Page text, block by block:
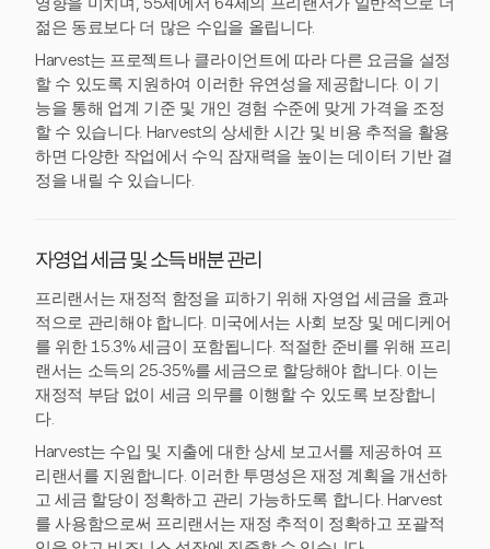
젊은 동료보다 더 많은 수입을 올립니다.
Harvest는 프로젝트나 클라이언트에 따라 다른 요금을 설정
할 수 있도록 지원하여 이러한 유연성을 제공합니다. 이 기
능을 통해 업계 기준 및 개인 경험 수준에 맞게 가격을 조정
할 수 있습니다. Harvest의 상세한 시간 및 비용 추적을 활용
하면 다양한 작업에서 수익 잠재력을 높이는 데이터 기반 결
정을 내릴 수 있습니다.
자영업 세금 및 소득 배분 관리
프리랜서는 재정적 함정을 피하기 위해 자영업 세금을 효과
적으로 관리해야 합니다. 미국에서는 사회 보장 및 메디케어
를 위한 15.3% 세금이 포함됩니다. 적절한 준비를 위해 프리
랜서는 소득의 25-35%를 세금으로 할당해야 합니다. 이는
재정적 부담 없이 세금 의무를 이행할 수 있도록 보장합니
다.
Harvest는 수입 및 지출에 대한 상세 보고서를 제공하여 프
리랜서를 지원합니다. 이러한 투명성은 재정 계획을 개선하
고 세금 할당이 정확하고 관리 가능하도록 합니다. Harvest
를 사용함으로써 프리랜서는 재정 추적이 정확하고 포괄적